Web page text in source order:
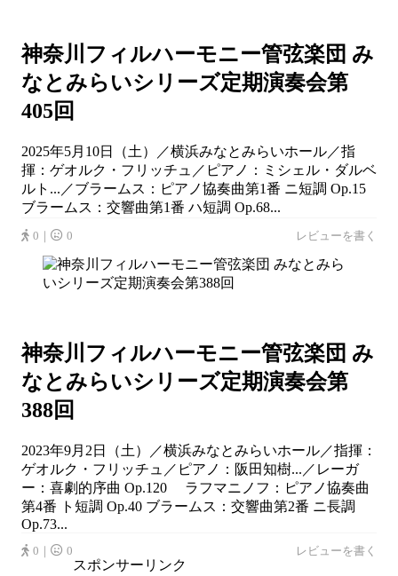
神奈川フィルハーモニー管弦楽団 み
なとみらいシリーズ定期演奏会第
405回
2025年5月10日（土）／横浜みなとみらいホール／指
揮：ゲオルク・フリッチュ／ピアノ：ミシェル・ダルベ
ルト...／ブラームス：ピアノ協奏曲第1番 ニ短調 Op.15
ブラームス：交響曲第1番 ハ短調 Op.68...
0｜ 0 レビューを書く
神奈川フィルハーモニー管弦楽団 み
なとみらいシリーズ定期演奏会第
388回
2023年9月2日（土）／横浜みなとみらいホール／指揮：
ゲオルク・フリッチュ／ピアノ：阪田知樹...／レーガ
ー：喜劇的序曲 Op.120 ラフマニノフ：ピアノ協奏曲
第4番 ト短調 Op.40 ブラームス：交響曲第2番 ニ長調
Op.73...
0｜ 0 レビューを書く
スポンサーリンク